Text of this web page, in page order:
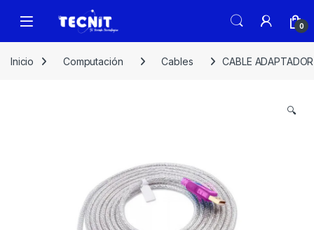
0
Inicio Computación Cables CABLE
🔍